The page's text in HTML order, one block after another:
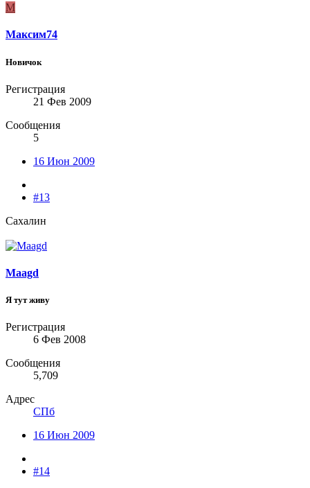
М
Максим74
Новичок
Регистрация
21 Фев 2009
Сообщения
5
16 Июн 2009
#13
Сахалин
Maagd
Я тут живу
Регистрация
6 Фев 2008
Сообщения
5,709
Адрес
СПб
16 Июн 2009
#14